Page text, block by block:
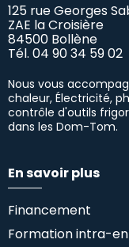
125 rue Georges
ZAE la Croisière
84500 Bollène
Tél. 04 90 34 59 02
Nous vous
chaleur, Électricité,
contrôle d'outils
dans les Dom-Tom.
En savoir plus
Financement
Formation intra-